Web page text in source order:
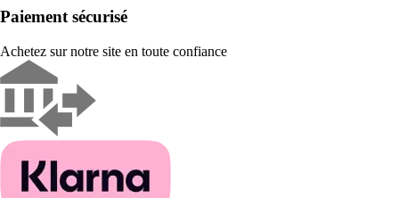
Paiement sécurisé
Achetez sur notre site en toute confiance